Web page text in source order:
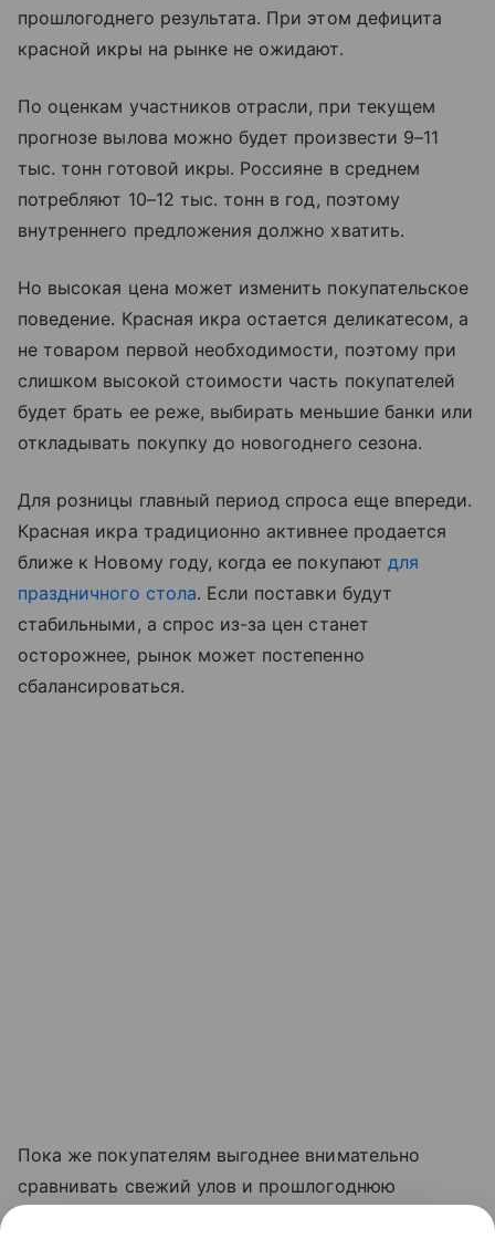
прошлогоднего результата. При этом дефицита
красной икры на рынке не ожидают.
По оценкам участников отрасли, при текущем
прогнозе вылова можно будет произвести 9–11
тыс. тонн готовой икры. Россияне в среднем
потребляют 10–12 тыс. тонн в год, поэтому
внутреннего предложения должно хватить.
Но высокая цена может изменить покупательское
поведение. Красная икра остается деликатесом, а
не товаром первой необходимости, поэтому при
слишком высокой стоимости часть покупателей
будет брать ее реже, выбирать меньшие банки или
откладывать покупку до новогоднего сезона.
Для розницы главный период спроса еще впереди.
Красная икра традиционно активнее продается
ближе к Новому году, когда ее покупают для
праздничного стола. Если поставки будут
стабильными, а спрос из-за цен станет
осторожнее, рынок может постепенно
сбалансироваться.
Пока же покупателям выгоднее внимательно
сравнивать свежий улов и прошлогоднюю